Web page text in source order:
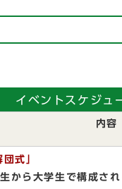
イベントスケジュ
内容
式」
から大学生で構成